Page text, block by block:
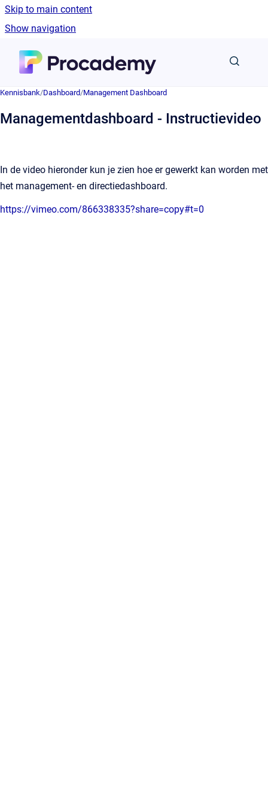
Skip to main content
Show navigation
Kennisbank/Dashboard/Management Dashboard
Managementdashboard - Instructievideo
In de video hieronder kun je zien hoe er gewerkt kan worden met
het management- en directiedashboard.
https://vimeo.com/866338335?share=copy#t=0